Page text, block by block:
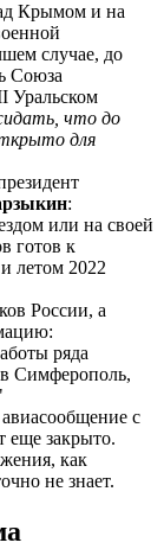
Крымом и на
случае, до
Союза
Уральском
что до
для
:
или на своей
готов к
летом 2022
России, а
ряда
Симферополь,
с
еще закрыто.
как
не знает.